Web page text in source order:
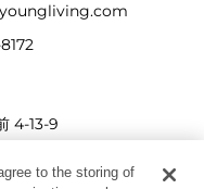
4-13-9
to the storing of